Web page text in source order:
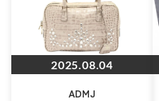
2025.08.04
ADMJ